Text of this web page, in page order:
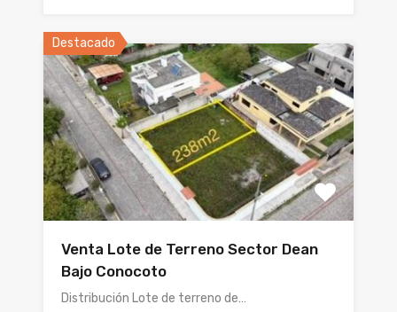
Destacado
Venta Lote de Terreno Sector Dean
Bajo Conocoto
Distribución Lote de terreno de…